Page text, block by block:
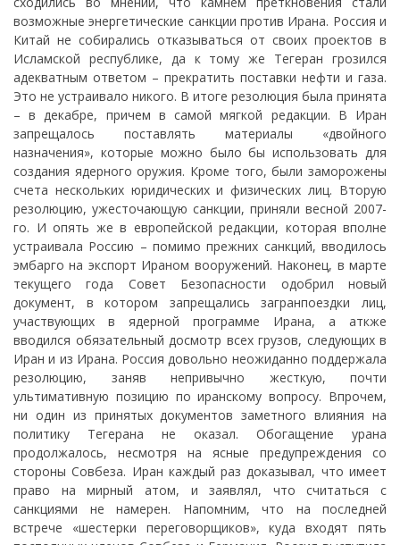
возможные энергетические санкции против Ирана. Россия и
Китай не собирались отказываться от своих проектов в
Исламской республике, да к тому же Тегеран грозился
адекватным ответом – прекратить поставки нефти и газа.
Это не устраивало никого. В итоге резолюция была принята
– в декабре, причем в самой мягкой редакции. В Иран
запрещалось поставлять материалы «двойного
назначения», которые можно было бы использовать для
создания ядерного оружия. Кроме того, были заморожены
счета нескольких юридических и физических лиц. Вторую
резолюцию, ужесточающую санкции, приняли весной 2007-
го. И опять же в европейской редакции, которая вполне
устраивала Россию – помимо прежних санкций, вводилось
эмбарго на экспорт Ираном вооружений. Наконец, в марте
текущего года Совет Безопасности одобрил новый
документ, в котором запрещались загранпоездки лиц,
участвующих в ядерной программе Ирана, а аткже
вводился обязательный досмотр всех грузов, следующих в
Иран и из Ирана. Россия довольно неожиданно поддержала
резолюцию, заняв непривычно жесткую, почти
ультимативную позицию по иранскому вопросу. Впрочем,
ни один из принятых документов заметного влияния на
политику Тегерана не оказал. Обогащение урана
продолжалось, несмотря на ясные предупреждения со
стороны Совбеза. Иран каждый раз доказывал, что имеет
право на мирный атом, и заявлял, что считаться с
санкциями не намерен. Напомним, что на последней
встрече «шестерки переговорщиков», куда входят пять